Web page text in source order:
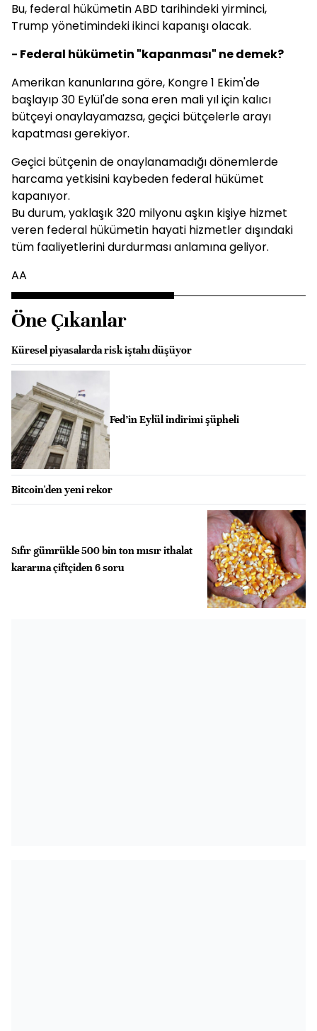
Bu, federal hükümetin ABD tarihindeki yirminci,
Trump yönetimindeki ikinci kapanışı olacak.
- Federal hükümetin "kapanması" ne demek?
Amerikan kanunlarına göre, Kongre 1 Ekim'de
başlayıp 30 Eylül'de sona eren mali yıl için kalıcı
bütçeyi onaylayamazsa, geçici bütçelerle arayı
kapatması gerekiyor.
Geçici bütçenin de onaylanamadığı dönemlerde
harcama yetkisini kaybeden federal hükümet
kapanıyor.
Bu durum, yaklaşık 320 milyonu aşkın kişiye hizmet
veren federal hükümetin hayati hizmetler dışındaki
tüm faaliyetlerini durdurması anlamına geliyor.
AA
Öne Çıkanlar
Küresel piyasalarda risk iştahı düşüyor
Fed’in Eylül indirimi şüpheli
Bitcoin'den yeni rekor
Sıfır gümrükle 500 bin ton mısır ithalat
kararına çiftçiden 6 soru